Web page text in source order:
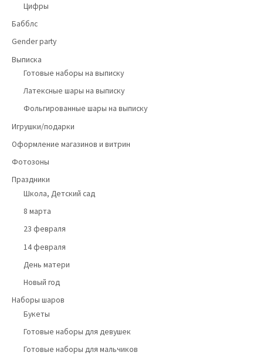
Цифры
Бабблс
Gender party
Выписка
Готовые наборы на выписку
Латексные шары на выписку
Фольгированные шары на выписку
Игрушки/подарки
Оформление магазинов и витрин
Фотозоны
Праздники
Школа, Детский сад
8 марта
23 февраля
14 февраля
День матери
Новый год
Наборы шаров
Букеты
Готовые наборы для девушек
Готовые наборы для мальчиков